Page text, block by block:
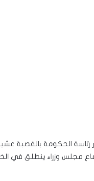
مجلس وزراء ينطلق في